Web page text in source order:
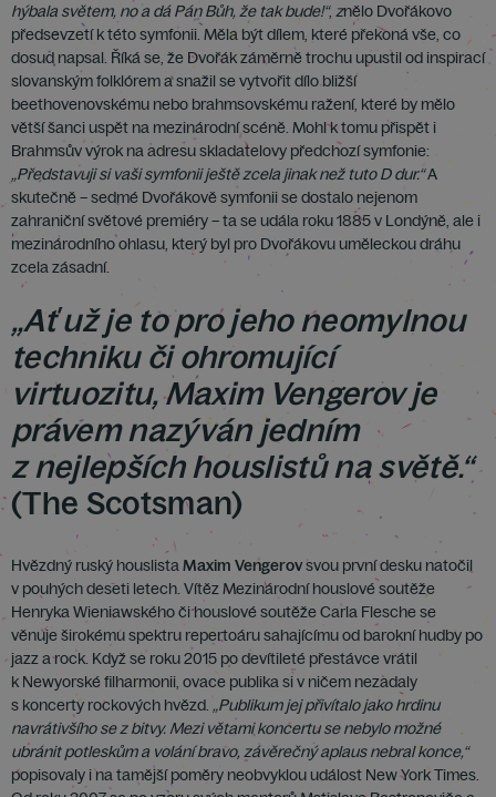
hýbala světem, no a dá Pán Bůh, že tak bude!“, znělo Dvořákovo
předsevzetí k této symfonii. Měla být dílem, které překoná vše, co
dosud napsal. Říká se, že Dvořák záměrně trochu upustil od inspirací
slovanským folklórem a snažil se vytvořit dílo bližší
beethovenovskému nebo brahmsovskému ražení, které by mělo
větší šanci uspět na mezinárodní scéně. Mohl k tomu přispět i
Brahmsův výrok na adresu skladatelovy předchozí symfonie:
„Představuji si vaši symfonii ještě zcela jinak než tuto D dur.“A
skutečně – sedmé Dvořákově symfonii se dostalo nejenom
zahraniční světové premiéry – ta se udála roku 1885 v Londýně, ale i
mezinárodního ohlasu, který byl pro Dvořákovu uměleckou dráhu
zcela zásadní.
„Ať už je to pro jeho neomylnou
techniku či ohromující
virtuozitu, Maxim Vengerov je
právem nazýván jedním
z nejlepších houslistů na světě.“
(The Scotsman)
Hvězdný ruský houslistaMaxim Vengerovsvou první desku natočil
v pouhých deseti letech. Vítěz Mezinárodní houslové soutěže
Henryka Wieniawského či houslové soutěže Carla Flesche se
věnuje širokému spektru repertoáru sahajícímu od barokní hudby po
jazz a rock. Když se roku 2015 po devítileté přestávce vrátil
k Newyorské filharmonii, ovace publika si v ničem nezadaly
s koncerty rockových hvězd. „Publikum jej přivítalo jako hrdinu
navrátivšího se z bitvy. Mezi větami koncertu se nebylo možné
ubránit potleskům a volání bravo, závěrečný aplaus nebral konce,“
popisovaly i na tamější poměry neobvyklou událost New York Times.